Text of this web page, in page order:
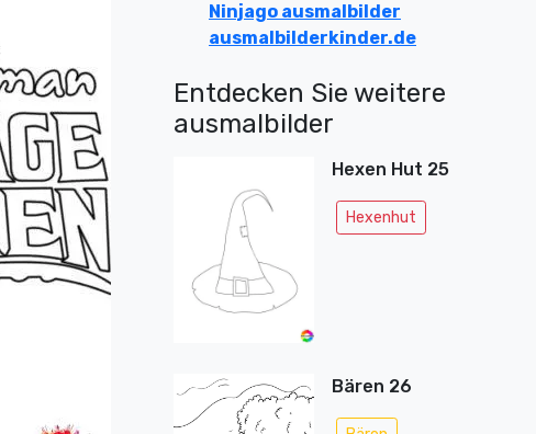
Ninjago ausmalbilder
ausmalbilderkinder.de
Entdecken Sie weitere
ausmalbilder
Hexen Hut 25
Hexenhut
Bären 26